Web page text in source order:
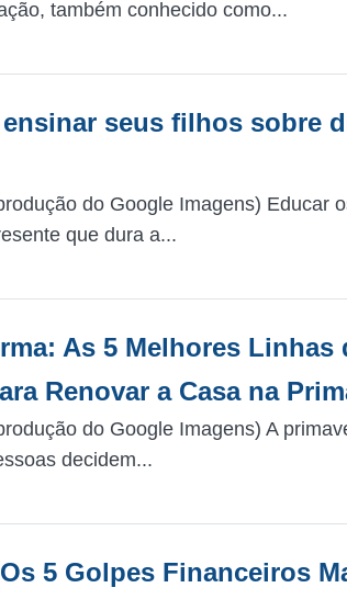
também conhecido como...
seus filhos sobre
do Google Imagens) Educar
que dura a...
As 5 Melhores Linhas
Renovar a Casa na
do Google Imagens) A
decidem...
5 Golpes Financeiros